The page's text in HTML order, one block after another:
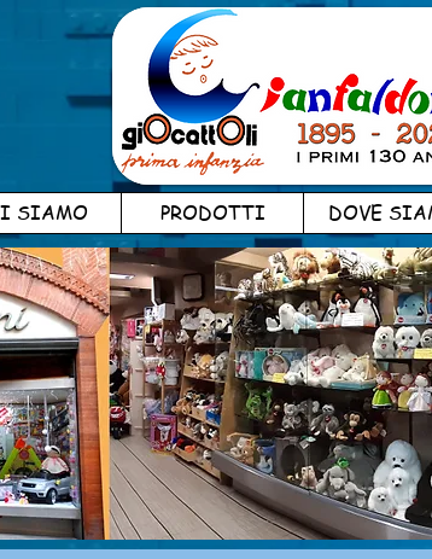
SIAMO PRODOTTI DOVE